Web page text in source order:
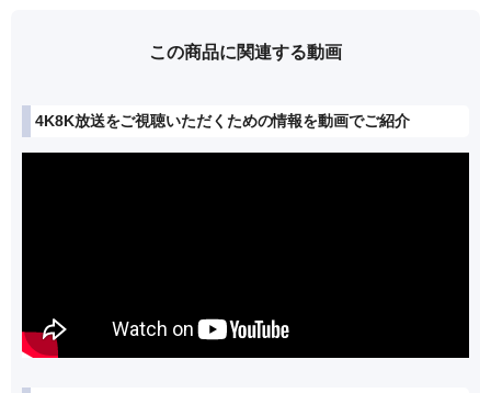
この商品に関連する動画
4K8K放送をご視聴いただくための情報を動画でご紹介